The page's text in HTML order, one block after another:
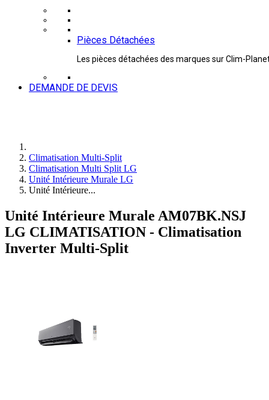
Pièces Détachées
Les pièces détachées des marques sur Clim-
DEMANDE DE DEVIS
Climatisation Multi-Split
Climatisation Multi Split LG
Unité Intérieure Murale LG
Unité Intérieure...
Unité Intérieure Murale AM07BK.NSJ
LG CLIMATISATION - Climatisation
Inverter Multi-Split